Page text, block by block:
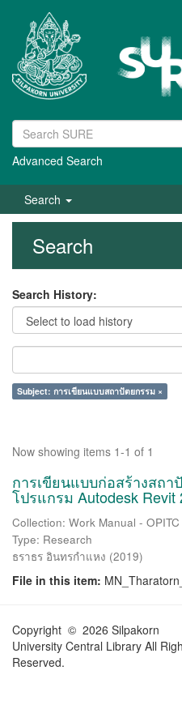
Advanced Search
Search
Search
Search History:
Subject: การเขียนแบบสถาปัตยกรรม ×
Now showing items 1-1 of 1
การเขียนแบบก่อสร้างสถา
โปรแกรม Autodesk Revit
Collection: Work Manual -
Type: Research
ธราธร อินทรกำแหง (2019)
File in this item:
Copyright © 2026 Silpakorn
University Central Library All
Reserved.